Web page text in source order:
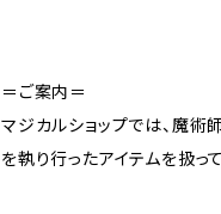
＝ご案内＝
マジカルショップでは、魔
を執り行ったアイテムを扱っ